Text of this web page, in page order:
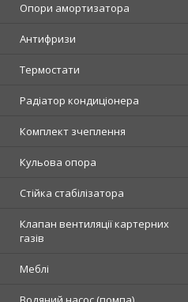
Опори амортизатора
Антифризи
Термостати
Радіатор кондиціонера
Комплект зчеплення
Кульова опора
Стійка стабілізатора
Клапан вентиляції картерних
газів
Меблі